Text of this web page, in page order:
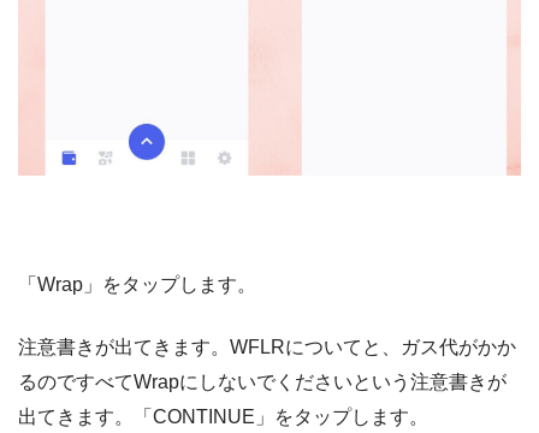
「Wrap」をタップします。
注意書きが出てきます。WFLRについてと、ガス代がかか
るのですべてWrapにしないでくださいという注意書きが
出てきます。「CONTINUE」をタップします。